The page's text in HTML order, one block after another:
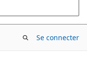
Se connecter